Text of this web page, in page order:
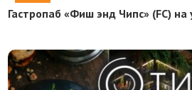
Гастропаб «Фиш энд Чипс» (FC) на